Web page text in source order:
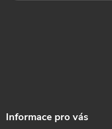
Informace pro vás